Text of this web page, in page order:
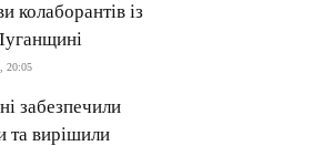
колаборантів із
20:05
забезпечили
та вирішили